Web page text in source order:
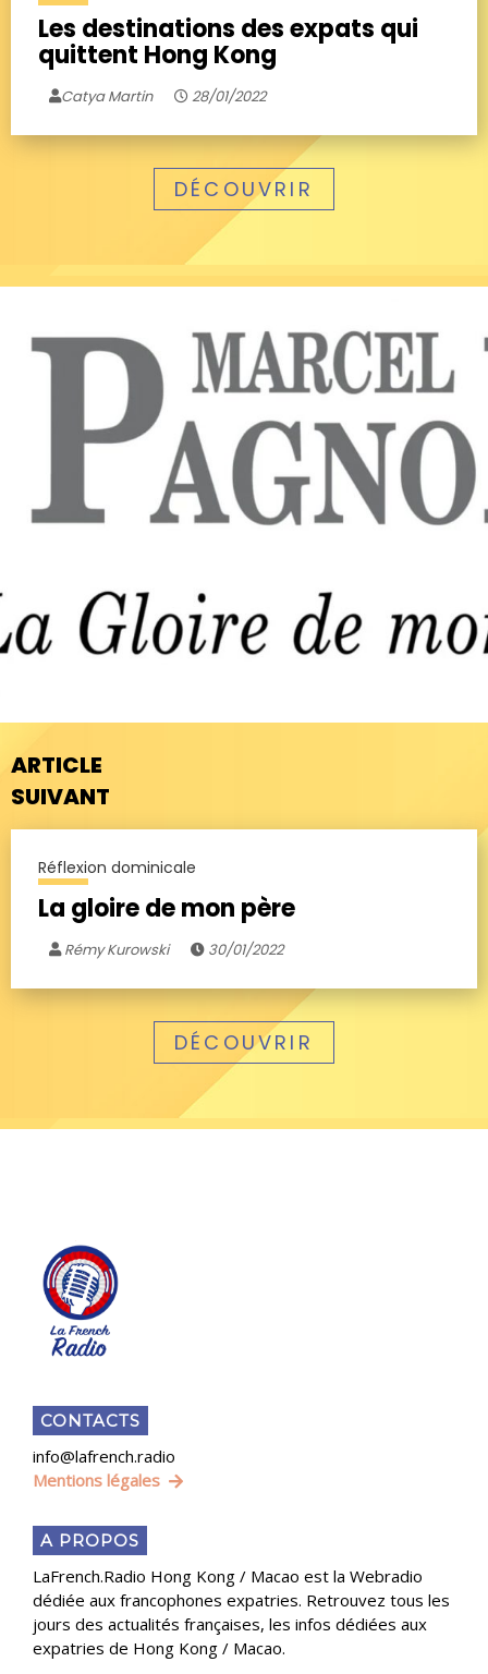
Les destinations des expats qui
quittent Hong Kong
Catya Martin 28/01/2022
DÉCOUVRIR
ARTICLE
SUIVANT
Réflexion dominicale
La gloire de mon père
Rémy Kurowski 30/01/2022
DÉCOUVRIR
CONTACTS
info@lafrench.radio
Mentions légales
A PROPOS
LaFrench.Radio Hong Kong / Macao est la Webradio
dédiée aux francophones expatries. Retrouvez tous les
jours des actualités françaises, les infos dédiées aux
expatries de Hong Kong / Macao.